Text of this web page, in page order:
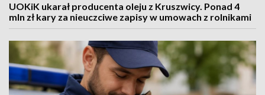
UOKiK ukarał producenta oleju z Kruszwicy. Ponad 4
mln zł kary za nieuczciwe zapisy w umowach z rolnikami